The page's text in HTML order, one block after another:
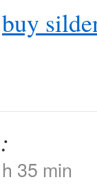
buy
35 min